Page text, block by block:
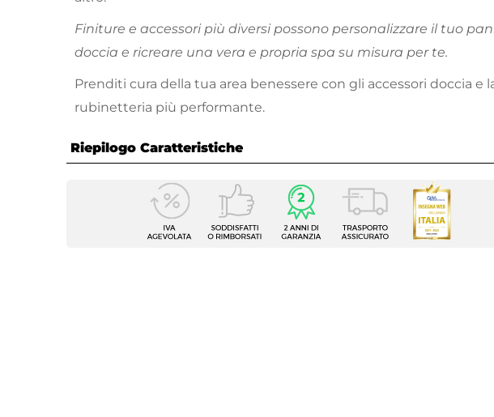
Finiture e accessori più diversi possono personalizzare il tuo
doccia e ricreare una vera e propria spa su misura per te.
Prenditi cura della tua area benessere con gli accessori doccia e
rubinetteria più performante.
Riepilogo Caratteristiche
Caratteristiche
Pannello Doccia
Alaska Dark